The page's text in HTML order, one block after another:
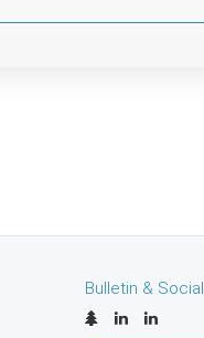
Bulletin & Social